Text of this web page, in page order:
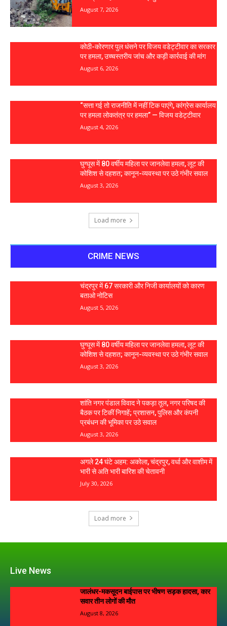
August 7, 2026
कोठी-कोरणार पुल धंसने पर विजय वडेट्टीवार का सरकार
पर हमला, उच्चस्तरीय जांच और कड़ी कार्रवाई की मांग
August 6, 2026
“सत्ता गई तो राजनीति में नहीं टिक पाएंगे, कांग्रेस कार्यालय
पर हमला लोकतंत्र पर हमला” — विजय वडेट्टीवार
August 4, 2026
घुग्घूस में 80 वर्षीय महिला पर जानलेवा हमला, लूट की
कोशिश से दहशत; कानून-व्यवस्था पर उठे गंभीर सवाल
August 3, 2026
Load more
CRIME NEWS
चंद्रपुर में 67 सरकारी और निजी कार्यालयों को कारण
बताओ नोटिस
August 5, 2026
घुग्घूस में 80 वर्षीय महिला पर जानलेवा हमला, लूट की
कोशिश से दहशत; कानून-व्यवस्था पर उठे गंभीर सवाल
August 3, 2026
शांति नगर पंडाल विवाद ने पकड़ा तूल, नगर परिषद की
बैठक पर टिकीं निगाहें; प्रशासन, पुलिस और कंपनी
प्रबंधन की भूमिका पर उठे सवाल
August 3, 2026
अगले 24 घंटे अहम: अकोला, चंद्रपुर, वर्धा और वाशीम में
भारी से अति भारी बारिश की चेतावनी
July 30, 2026
Load more
Live News
जालंधर-मकसूदन बाईपास पर भीषण सड़क हादसा, कार
सवार तीन लोगों की मौत
August 8, 2026